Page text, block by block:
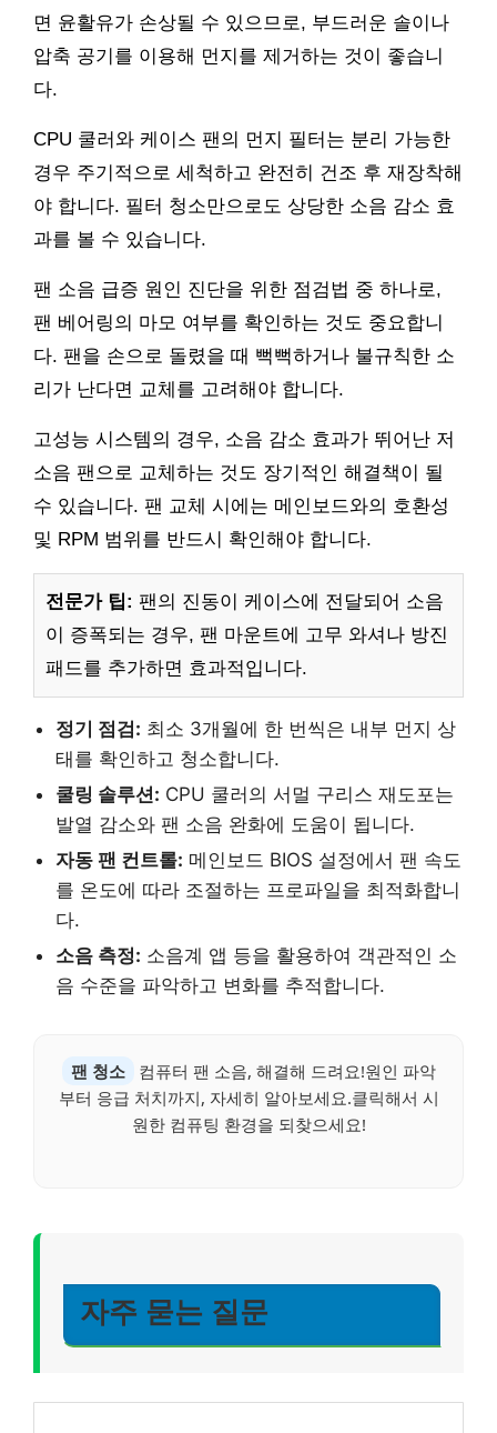
면 윤활유가 손상될 수 있으므로, 부드러운 솔이나
압축 공기를 이용해 먼지를 제거하는 것이 좋습니
다.
CPU 쿨러와 케이스 팬의 먼지 필터는 분리 가능한
경우 주기적으로 세척하고 완전히 건조 후 재장착해
야 합니다. 필터 청소만으로도 상당한 소음 감소 효
과를 볼 수 있습니다.
팬 소음 급증 원인 진단을 위한 점검법 중 하나로,
팬 베어링의 마모 여부를 확인하는 것도 중요합니
다. 팬을 손으로 돌렸을 때 뻑뻑하거나 불규칙한 소
리가 난다면 교체를 고려해야 합니다.
고성능 시스템의 경우, 소음 감소 효과가 뛰어난 저
소음 팬으로 교체하는 것도 장기적인 해결책이 될
수 있습니다. 팬 교체 시에는 메인보드와의 호환성
및 RPM 범위를 반드시 확인해야 합니다.
전문가 팁: 팬의 진동이 케이스에 전달되어 소음
이 증폭되는 경우, 팬 마운트에 고무 와셔나 방진
패드를 추가하면 효과적입니다.
정기 점검: 최소 3개월에 한 번씩은 내부 먼지 상
태를 확인하고 청소합니다.
쿨링 솔루션: CPU 쿨러의 서멀 구리스 재도포는
발열 감소와 팬 소음 완화에 도움이 됩니다.
자동 팬 컨트롤: 메인보드 BIOS 설정에서 팬 속도
를 온도에 따라 조절하는 프로파일을 최적화합니
다.
소음 측정: 소음계 앱 등을 활용하여 객관적인 소
음 수준을 파악하고 변화를 추적합니다.
팬 청소
컴퓨터 팬 소음, 해결해 드려요!원인 파악
부터 응급 처치까지, 자세히 알아보세요.클릭해서 시
원한 컴퓨팅 환경을 되찾으세요!
자주 묻는 질문